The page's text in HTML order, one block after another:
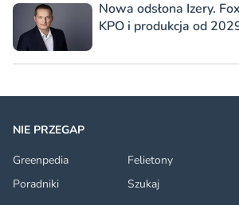
Nowa odsłona Izery.
KPO i produkcja od
NIE PRZEGAP
Greenpedia
Felietony
Poradniki
Szukaj